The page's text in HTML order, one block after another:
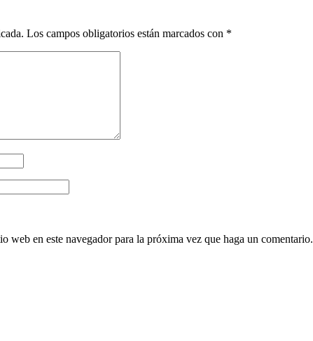
Los campos obligatorios están marcados con *
web en este navegador para la próxima vez que haga un comentario.